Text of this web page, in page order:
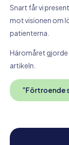
Snart får vi
mot visionen om
patienterna.
Häromåret gjorde
artikeln.
”Förtroende